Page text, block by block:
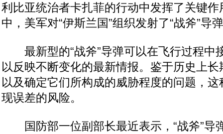
利比亚统治者卡扎菲的行动中发挥了关键
中，美军对“伊斯兰国”组织发射了“战斧”导
最新型的“战斧”导弹可以在飞行过程中
以反映不断变化的最新情报。鉴于历史上
以及确定它们所构成的威胁程度的问题，
现误差的风险。
国防部一位副部长最近表示，“战斧”导